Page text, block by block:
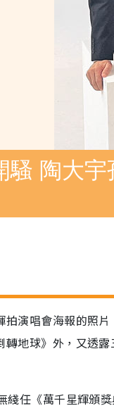
騷 陶大
演唱會海報的照
地球》外，又透
綫任《萬千星輝頒